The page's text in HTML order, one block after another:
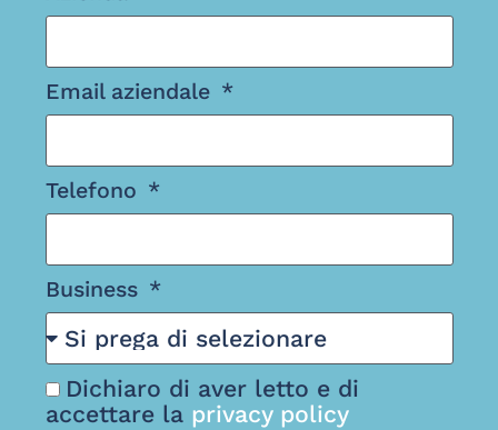
Email aziendale
Telefono
Business
Dichiaro di aver letto e di
accettare la privacy policy